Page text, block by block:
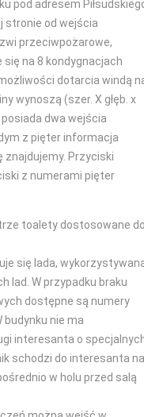
pod adresem
stronie od wejścia
przeciwpożarowe,
na 8 kondygnacjach
dotarcia windą
wynoszą (szer. X głęb. x
dwa wejścia
z pięter informacja
znajdujemy. Przyciski
z numerami pięter
toalety dostosowane
się lada,
lad. W przypadku braku
dostępne są numery
nie ma
interesanta o
schodzi do interesanta na
w holu przed salą